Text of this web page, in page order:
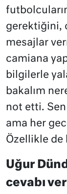
gerektiğini,
mesajlar
camiana
bilgilerle
bakalım
not etti.
ama her
Özellikle de
Uğur
cevabı